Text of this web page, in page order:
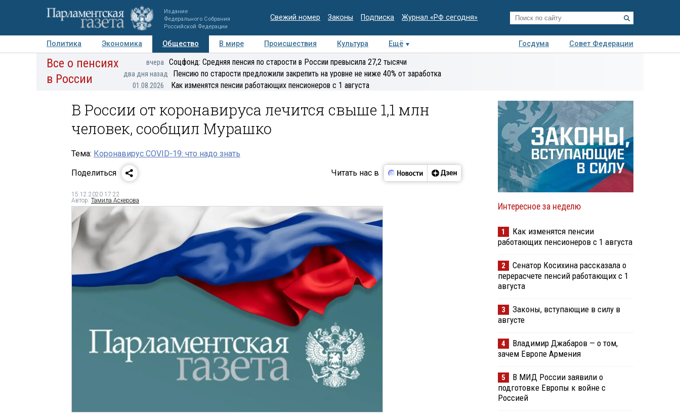
Издание
Федерального Собрания
Российской Федерации
Свежий номер Законы Подписка Журнал «РФ сегодня»
Политика Экономика Общество В мире Происшествия Культура Ещё Госдума
Совет Федерации
Авторы Персоны Мнения Регионы Медиацентр Интервью Колумнисты
экспертиза
Все о пенсиях
в России
вчера Соцфонд: Средняя пенсия по старости в России превысила 27,2 тысячи
два дня назад Пенсию по старости предложили закрепить на уровне не ниже 40% от заработка
01.08.2026 Как изменятся пенсии работающих пенсионеров с 1 августа
В России от коронавируса лечится свыше 1,1 млн
человек, сообщил Мурашко
Тема: Коронавирус COVID-19: что надо знать
Поделиться
Читать нас в
15.12.2020 17:22
Автор: Тамила Аскерова
Интересное за неделю
1
Как изменятся пенсии
работающих пенсионеров с 1 августа
2
Сенатор Косихина рассказала о
перерасчете пенсий работающих с 1
августа
3
Законы, вступающие в силу в
августе
4
Владимир Джабаров — о том,
зачем Европе Армения
5
В МИД России заявили о
подготовке Европы к войне с
Россией